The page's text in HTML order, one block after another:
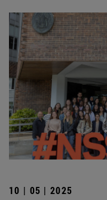
10 | 05 | 2025